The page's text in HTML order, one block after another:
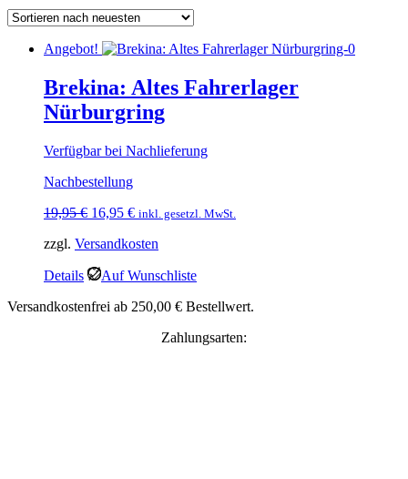
Angebot!
Brekina: Altes Fahrerlager
Nürburgring
Verfügbar bei Nachlieferung
Nachbestellung
19,95€ Ursprünglicher
war:
16,95 €Aktueller
ist:
inkl. gesetzl. MwSt.
zzgl. Versandkosten
Details
Auf Wunschliste
Versandkostenfrei ab 250,00 € Bestellwert.
Zahlungsarten: